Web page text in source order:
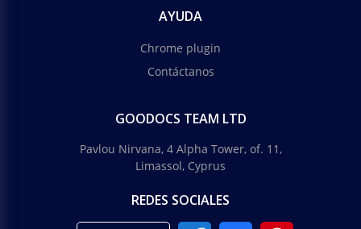
AYUDA
Chrome plugin
Contáctanos
GOODOCS TEAM LTD
Pavlou Nirvana, 4 Alpha Tower, of. 11,
Limassol, Cyprus
REDES SOCIALES